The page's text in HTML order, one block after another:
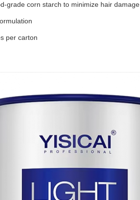
grade corn starch to minimize hair damage
per carton